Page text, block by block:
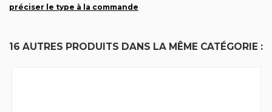
préciser le type à la commande
16 AUTRES PRODUITS DANS LA MÊME CATÉGORIE :